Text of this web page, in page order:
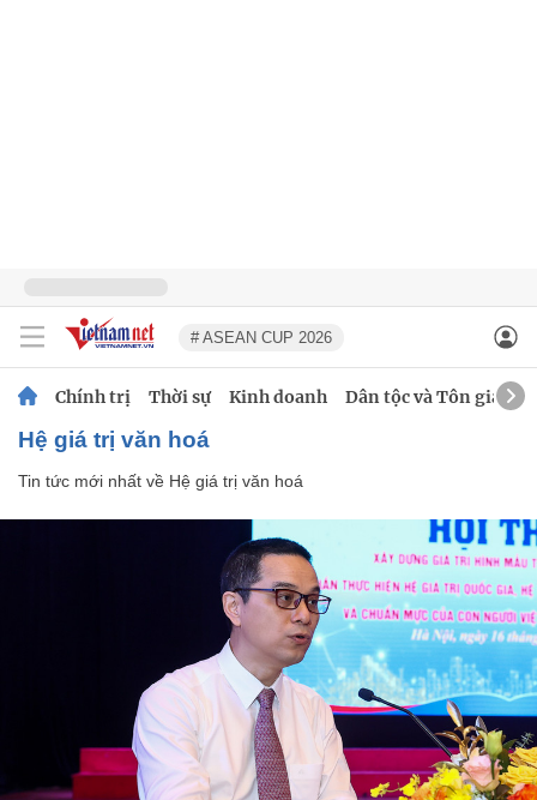
# ASEAN CUP 2026
Chính trị Thời sự Kinh doanh Dân tộc và Tôn giáo
Hệ giá trị văn hoá
Tin tức mới nhất về Hệ giá trị văn hoá